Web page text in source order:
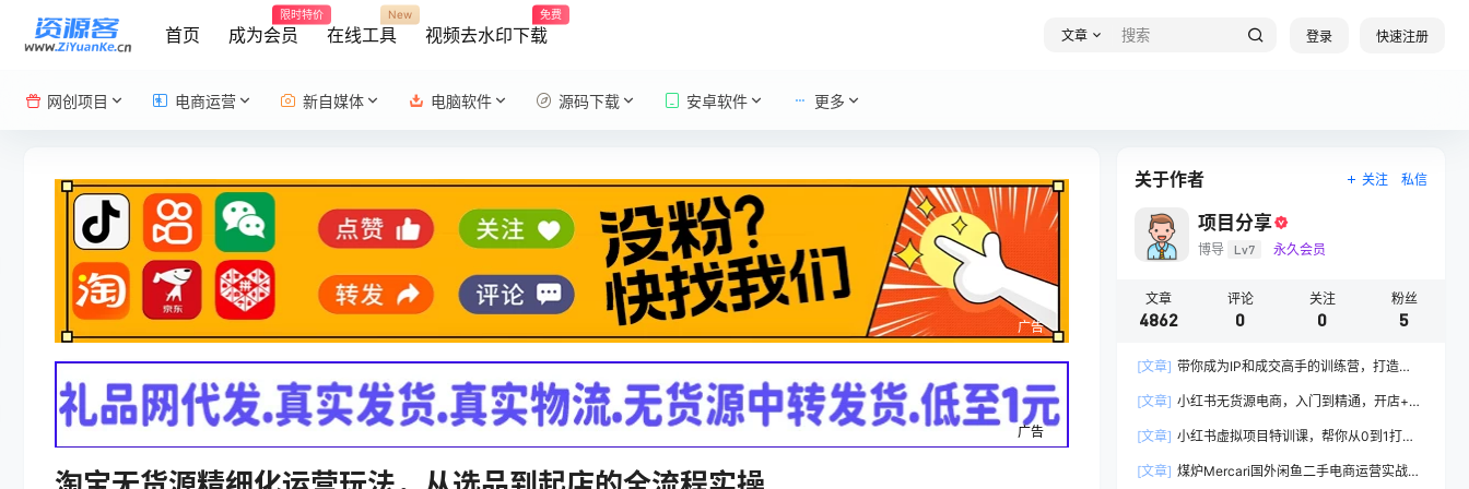
首页 成为会员
限时特价
在线工具
New
视频去水印下载
免费
文章 登录 快速注册
网创项目 电商运营 新自媒体 电脑软件 源码下载 安卓软件 更多
广告
广告
关于作者 关注 私信
项目分享
博导 Lv7 永久会员
文章
4862
评论
0
关注
0
粉丝
5
[文章] 带你成为IP和成交高手的训练营，打造
[文章] 小红书无货源电商，入门到精通，开店+选
[文章] 小红书虚拟项目特训课，帮你从0到1打造
[文章] 煤炉Mercari国外闲鱼二手电商运营实战全